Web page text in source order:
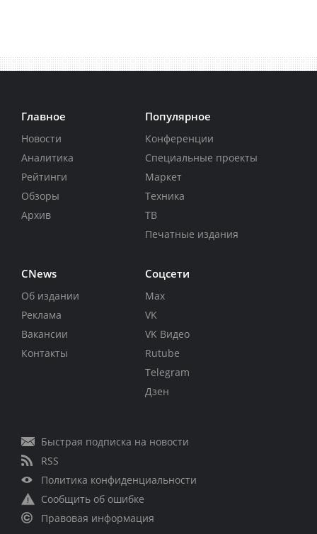
Главное
Новости
Аналитика
Рейтинги
Обзоры
Архив
Популярное
Конференции
Специальные проекты
Маркет
Техника
ТВ
Печатные издания
CNews
Об издании
Реклама
Вакансии
Контакты
Соцсети
Max
VK
VK Видео
Rutube
Telegram
Дзен
Быстрая подписка на новости
RSS
Политика конфиденциальности
Сообщить об ошибке
Правовая информация